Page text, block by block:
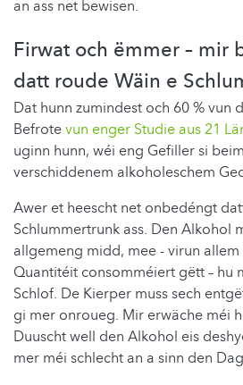
an ass net bewisen.
Firwat och ëmmer – mir
datt roude Wäin e
Dat hunn zumindest och 60 % vun
Befrotevun enger Studie aus 21
uginn hunn, wéi eng Gefiller si
verschiddenem alkoholeschem
Awer et heescht net onbedéngt
Schlummertrunk ass. Den Alkohol
allgemeng midd, mee - virun
Quantitéit consomméiert gëtt – hu
Schlof. De Kierper muss sech
gi mer onroueg. Mir erwäche méi
Duuscht well den Alkohol eis
mer méi schlecht an a sinn den